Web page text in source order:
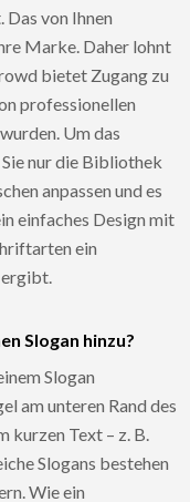
Das von Ihnen
Marke. Daher lohnt
bietet Zugang zu
professionellen
Um das
nur die Bibliothek
anpassen und es
einfaches Design mit
ein
Slogan hinzu?
Slogan
am unteren Rand des
kurzen Text – z. B.
Slogans bestehen
Wie ein